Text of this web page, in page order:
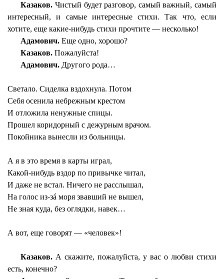
Казаков. Чистый будет разговор, самый важный, самый
интересный, и самые интересные стихи. Так что, если
хотите, еще какие-нибудь стихи прочтите — несколько!
Адамович. Еще одно, хорошо?
Казаков. Пожалуйста!
Адамович. Другого рода…
Светало. Сиделка вздохнула. Потом
Себя осенила небрежным крестом
И отложила ненужные спицы.
Прошел коридорный с дежурным врачом.
Покойника вынесли из больницы.
А я в это время в карты играл,
Какой-нибудь вздор по привычке читал,
И даже не встал. Ничего не расслышал,
На голос из-зá моря звавший не вышел,
Не зная куда, без оглядки, навек…
А вот, еще говорят — «человек»!
Казаков. А скажите, пожалуйста, у вас о любви стихи
есть, конечно?